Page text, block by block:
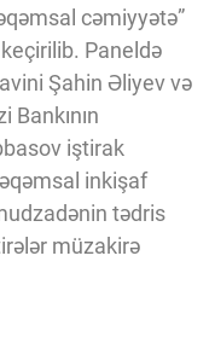
cəmiyyətə”
Paneldə
Şahin Əliyev və
Bankının
iştirak
inkişaf
tədris
müzakirə